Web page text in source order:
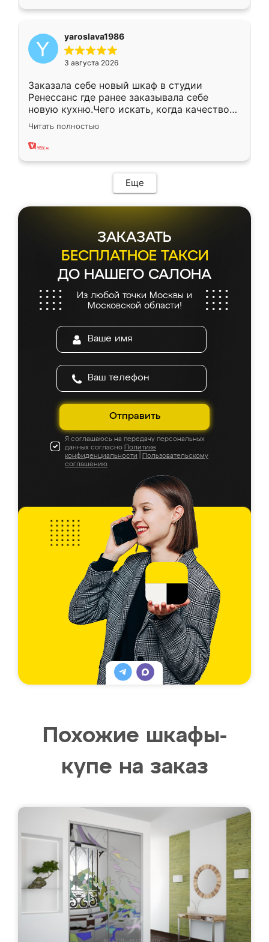
yaroslava1986
3 августа 2026
Заказала себе новый шкаф в студии
Ренессанс где ранее заказывала себе
новую кухню.Чего искать, когда качеством
вполне довольна. Служит кухня уже почти
два года, нареканий нет.
Читать полностью
Еще
ЗАКАЗАТЬ
БЕСПЛАТНОЕ ТАКСИ
ДО НАШЕГО САЛОНА
Из любой точки Москвы и
Московской области!
Отправить
Я соглашаюсь на передачу персональных
данных согласно Политике
конфиденциальности
Пользовательскому
соглашению
Похожие шкафы-
купе на заказ